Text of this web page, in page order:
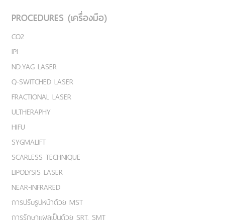
PROCEDURES (เครื่องมือ)
CO2
IPL
ND:YAG LASER
Q-SWITCHED LASER
FRACTIONAL LASER
ULTHERAPHY
HIFU
SYGMALIFT
SCARLESS TECHNIQUE
LIPOLYSIS LASER
NEAR-INFRARED
การปรับรูปหน้าด้วย MST
การรักษาแผลเป็นด้วย SRT, SMT